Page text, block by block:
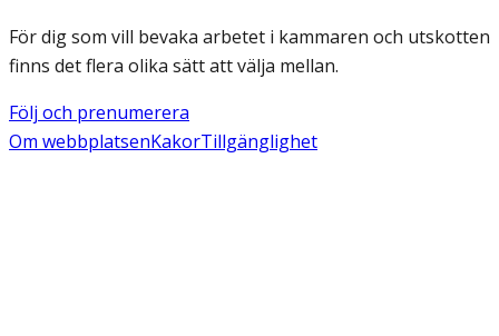
För dig som vill bevaka arbetet i kammaren och utskotten
finns det flera olika sätt att välja mellan.
Följ och prenumerera
Om webbplatsenKakorTillgänglighet